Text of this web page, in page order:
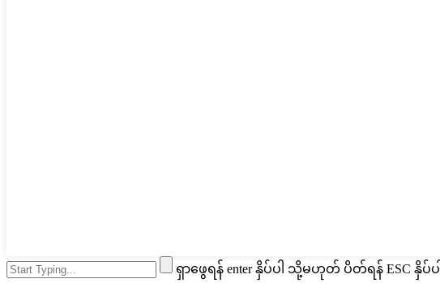
ရှာဖွေရန် enter နှိပ်ပါ သို့မဟုတ် ပိတ်ရန် ESC နှိပ်ပါ